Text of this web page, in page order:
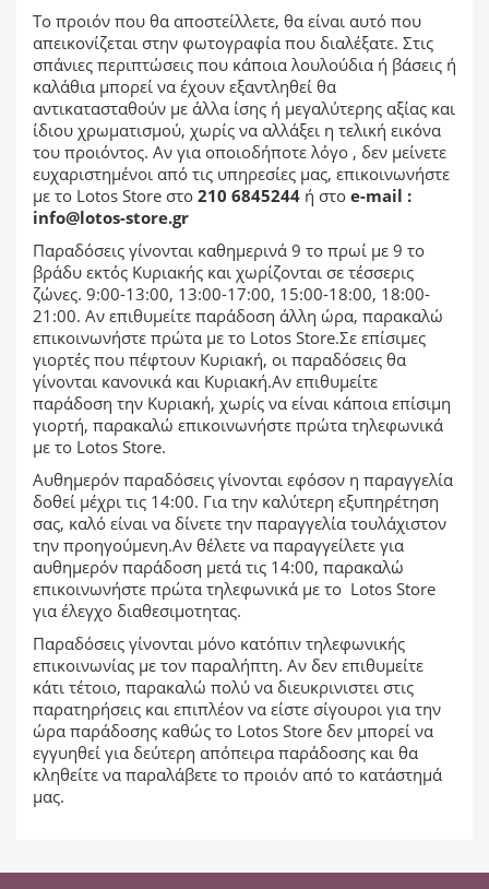
Το προιόν που θα αποστείλλετε, θα είναι αυτό που
απεικονίζεται στην φωτογραφία που διαλέξατε. Στις
σπάνιες περιπτώσεις που κάποια λουλούδια ή βάσεις ή
καλάθια μπορεί να έχουν εξαντληθεί θα
αντικατασταθούν με άλλα ίσης ή μεγαλύτερης αξίας και
ίδιου χρωματισμού, χωρίς να αλλάξει η τελική εικόνα
του προιόντος. Αν για οποιοδήποτε λόγο , δεν μείνετε
ευχαριστημένοι από τις υπηρεσίες μας, επικοινωνήστε
με το Lotos Store στο 210 6845244 ή στο e-mail :
info@lotos-store.gr
Παραδόσεις γίνονται καθημερινά 9 το πρωί με 9 το
βράδυ εκτός Κυριακής και χωρίζονται σε τέσσερις
ζώνες. 9:00-13:00, 13:00-17:00, 15:00-18:00, 18:00-
21:00. Αν επιθυμείτε παράδοση άλλη ώρα, παρακαλώ
επικοινωνήστε πρώτα με το Lotos Store.Σε επίσιμες
γιορτές που πέφτουν Κυριακή, οι παραδόσεις θα
γίνονται κανονικά και Κυριακή.Αν επιθυμείτε
παράδοση την Κυριακή, χωρίς να είναι κάποια επίσιμη
γιορτή, παρακαλώ επικοινωνήστε πρώτα τηλεφωνικά
με το Lotos Store.
Αυθημερόν παραδόσεις γίνονται εφόσον η παραγγελία
δοθεί μέχρι τις 14:00. Για την καλύτερη εξυπηρέτηση
σας, καλό είναι να δίνετε την παραγγελία τουλάχιστον
την προηγούμενη.Αν θέλετε να παραγγείλετε για
αυθημερόν παράδοση μετά τις 14:00, παρακαλώ
επικοινωνήστε πρώτα τηλεφωνικά με το Lotos Store
για έλεγχο διαθεσιμοτητας.
Παραδόσεις γίνονται μόνο κατόπιν τηλεφωνικής
επικοινωνίας με τον παραλήπτη. Αν δεν επιθυμείτε
κάτι τέτοιο, παρακαλώ πολύ να διευκρινιστει στις
παρατηρήσεις και επιπλέον να είστε σίγουροι για την
ώρα παράδοσης καθώς το Lotos Store δεν μπορεί να
εγγυηθεί για δεύτερη απόπειρα παράδοσης και θα
κληθείτε να παραλάβετε το προιόν από το κατάστημά
μας.